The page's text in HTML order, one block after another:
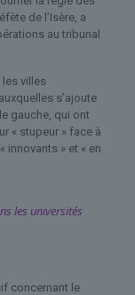
de l’Isère, a
au tribunal
villes
s’ajoute
gauche, qui ont
« stupeur » face à
innovants » et « en
les universités
concernant le